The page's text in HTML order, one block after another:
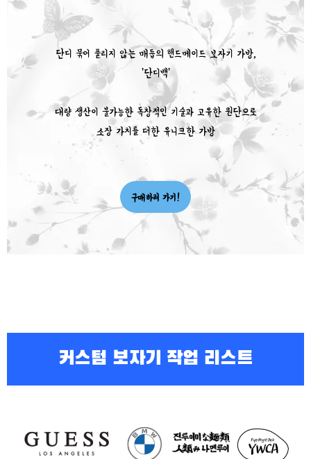
단디 묶어 풀리지 않는 매듭의 핸드메이드 보자기 가방,
'단디백'
대량 생산이 불가능한 독창적인 기술과 고유한 원단으로
소장 가치를 더한 유니크한 가방
구매하러 가기!
커스텀 보자기 작업 리스트